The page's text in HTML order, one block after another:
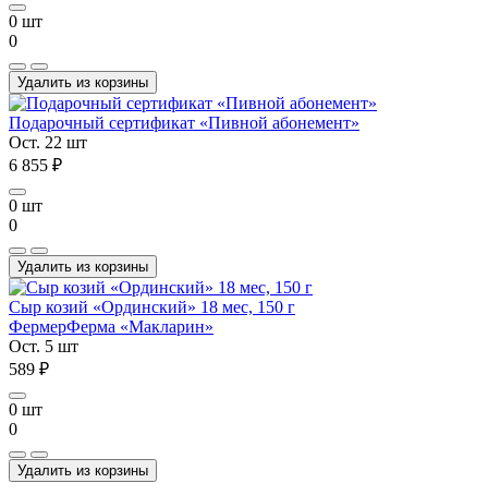
0 шт
0
Удалить из корзины
Подарочный сертификат «Пивной абонемент»
Ост. 22 шт
6 855 ₽
0 шт
0
Удалить из корзины
Сыр козий «Ординский» 18 мес, 150 г
ФермерФерма «Макларин»
Ост. 5 шт
589 ₽
0 шт
0
Удалить из корзины